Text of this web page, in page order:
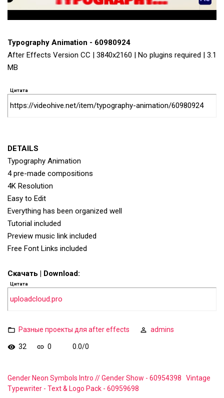
Typography Animation - 60980924
After Effects Version CC | 3840x2160 | No plugins required | 3.1
MB
Цитата
https://videohive.net/item/typography-animation/60980924
DETAILS
Typography Animation
4 pre-made compositions
4K Resolution
Easy to Edit
Everything has been organized well
Tutorial included
Preview music link included
Free Font Links included
Скачать | Download:
Цитата
uploadcloud.pro
Разные проекты для after effects admins
32 0 0.0/0
Gender Neon Symbols Intro // Gender Show - 60954398
Vintage
Typewriter - Text & Logo Pack - 60959698